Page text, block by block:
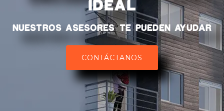
IDEAL
NUESTROS ASESORES TE PUEDEN AYUDAR
CONTÁCTANOS